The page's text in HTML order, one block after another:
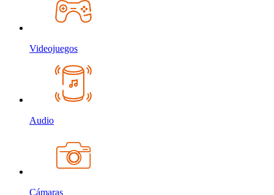
Videojuegos
Audio
Cámaras